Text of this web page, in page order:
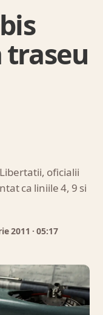
traseu
oficialii
ca liniile 4, 9 si
2011 · 05:17